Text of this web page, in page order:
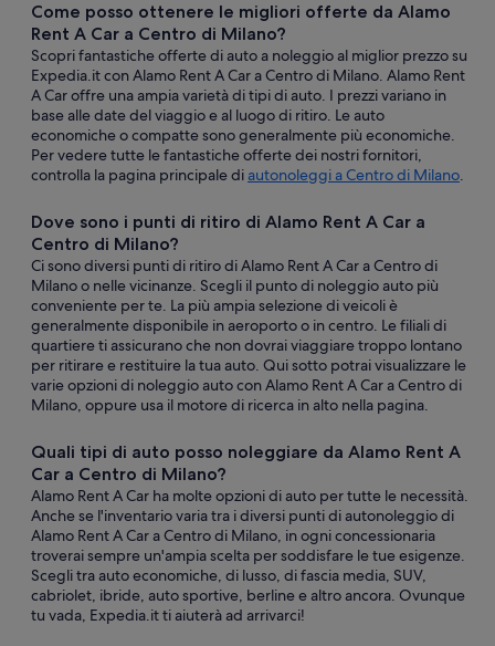
Come posso ottenere le migliori offerte da Alamo
Rent A Car a Centro di Milano?
Scopri fantastiche offerte di auto a noleggio al miglior prezzo su
Expedia.it con Alamo Rent A Car a Centro di Milano. Alamo Rent
A Car offre una ampia varietà di tipi di auto. I prezzi variano in
base alle date del viaggio e al luogo di ritiro. Le auto
economiche o compatte sono generalmente più economiche.
Per vedere tutte le fantastiche offerte dei nostri fornitori,
controlla la pagina principale di autonoleggi a Centro di Milano.
Dove sono i punti di ritiro di Alamo Rent A Car a
Centro di Milano?
Ci sono diversi punti di ritiro di Alamo Rent A Car a Centro di
Milano o nelle vicinanze. Scegli il punto di noleggio auto più
conveniente per te. La più ampia selezione di veicoli è
generalmente disponibile in aeroporto o in centro. Le filiali di
quartiere ti assicurano che non dovrai viaggiare troppo lontano
per ritirare e restituire la tua auto. Qui sotto potrai visualizzare le
varie opzioni di noleggio auto con Alamo Rent A Car a Centro di
Milano, oppure usa il motore di ricerca in alto nella pagina.
Quali tipi di auto posso noleggiare da Alamo Rent A
Car a Centro di Milano?
Alamo Rent A Car ha molte opzioni di auto per tutte le necessità.
Anche se l'inventario varia tra i diversi punti di autonoleggio di
Alamo Rent A Car a Centro di Milano, in ogni concessionaria
troverai sempre un'ampia scelta per soddisfare le tue esigenze.
Scegli tra auto economiche, di lusso, di fascia media, SUV,
cabriolet, ibride, auto sportive, berline e altro ancora. Ovunque
tu vada, Expedia.it ti aiuterà ad arrivarci!